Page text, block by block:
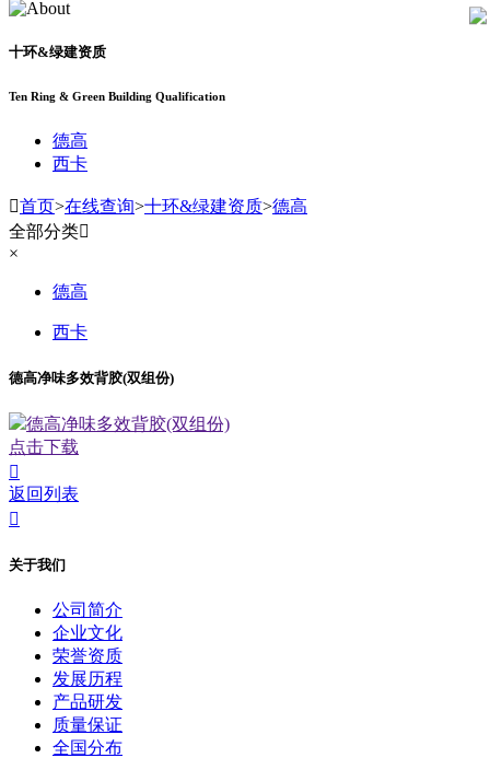
十环&绿建资质
Ten Ring & Green Building Qualification
德高
西卡
首页>在线查询>十环&绿建资质>德高
全部分类
×
德高
西卡
德高净味多效背胶(双组份)
德高净味多效背胶(双组份)
点击下载

返回列表

关于我们
公司简介
企业文化
荣誉资质
发展历程
产品研发
质量保证
全国分布